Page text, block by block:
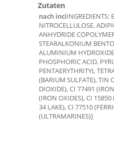
Zutaten
nach inciINGREDIENTS:
NITROCELLULOSE,
ANHYDRIDE
STEARALKONIUM
ALUMINIUM
PHOSPHORIC ACID,
PENTAERYTHRITYL
(BARIUM SULFATE), TIN
DIOXIDE), CI 77491
(IRON OXIDES), CI 15850
34 LAKE), CI 77510
(ULTRAMARINES)]